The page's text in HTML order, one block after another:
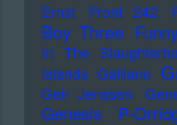
Ernst
Front 242
Boy Three
In The
Islands Galliano
Geir Jenssen
Genesis P-